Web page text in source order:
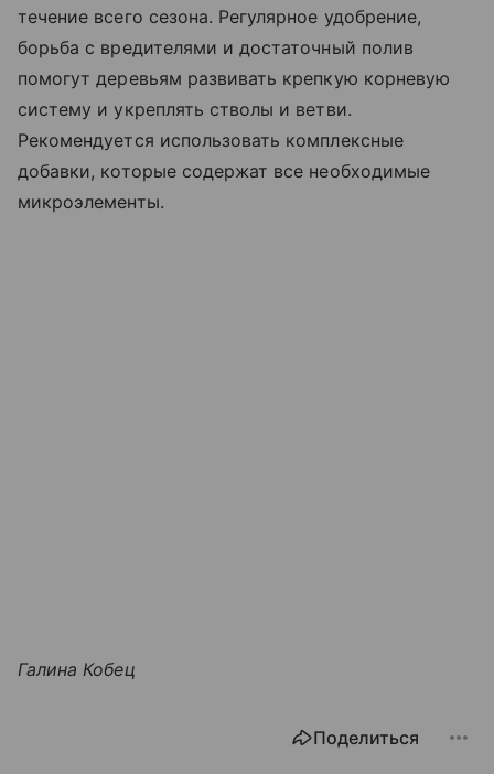
течение всего сезона. Регулярное удобрение,
борьба с вредителями и достаточный полив
помогут деревьям развивать крепкую корневую
систему и укреплять стволы и ветви.
Рекомендуется использовать комплексные
добавки, которые содержат все необходимые
микроэлементы.
Галина Кобец
Поделиться